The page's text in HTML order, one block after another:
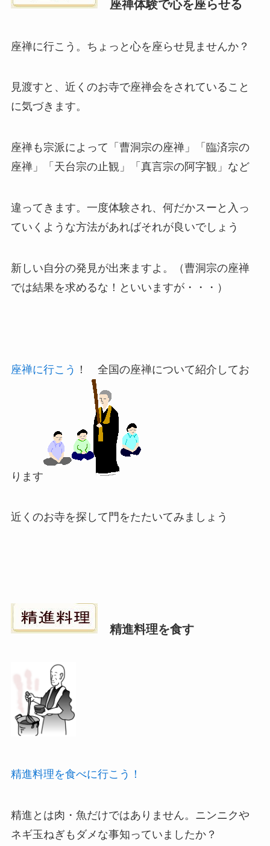
座禅体験で心を座らせる
座禅に行こう。ちょっと心を座らせ見ませんか？
見渡すと、近くのお寺で座禅会をされていること
に気づきます。
座禅も宗派によって「曹洞宗の座禅」「臨済宗の
座禅」「天台宗の止観」「真言宗の阿字観」など
違ってきます。一度体験され、何だかスーと入っ
ていくような方法があればそれが良いでしょう
新しい自分の発見が出来ますよ。（曹洞宗の座禅
では結果を求めるな！といいますが・・・）
座禅に行こう ！ 全国の座禅について紹介してお
ります
近くのお寺を探して門をたたいてみましょう
精進料理を食す
精進料理を食べに行こう！
精進とは肉・魚だけではありません。ニンニクや
ネギ玉ねぎもダメな事知っていましたか？